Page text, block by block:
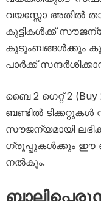
വയസ്സോ അതിൽ
കുട്ടികൾക്ക്
കുടുംബങ്ങൾക്കും
പാർക്ക്
ബൈ 2 ഗെറ്റ് 2 (Buy
ബണ്ടിൽ ടിക്കറ്റുകൾ
സൗജന്യമായി
ഗ്രൂപ്പുകൾക്കും ഈ
നൽകും.